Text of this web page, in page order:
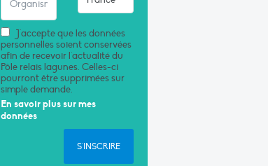
J'accepte que les données
personnelles soient conservées
afin de recevoir l'actualité du
Pôle relais lagunes. Celles-ci
pourront être supprimées sur
simple demande.
En savoir plus sur mes
données
S'INSCRIRE